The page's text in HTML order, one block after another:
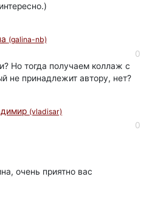
(galina-nb)
0
Но тогда получаем коллаж с
не принадлежит автору, нет?
(vladisar)
0
очень приятно вас